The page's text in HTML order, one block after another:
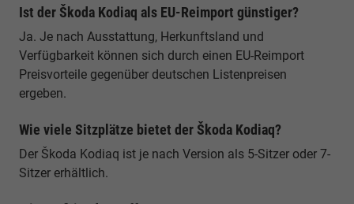
Ist der Škoda Kodiaq als EU-Reimport günstiger?
Ja. Je nach Ausstattung, Herkunftsland und
Verfügbarkeit können sich durch einen EU-Reimport
Preisvorteile gegenüber deutschen Listenpreisen
ergeben.
Wie viele Sitzplätze bietet der Škoda Kodiaq?
Der Škoda Kodiaq ist je nach Version als 5-Sitzer oder 7-
Sitzer erhältlich.